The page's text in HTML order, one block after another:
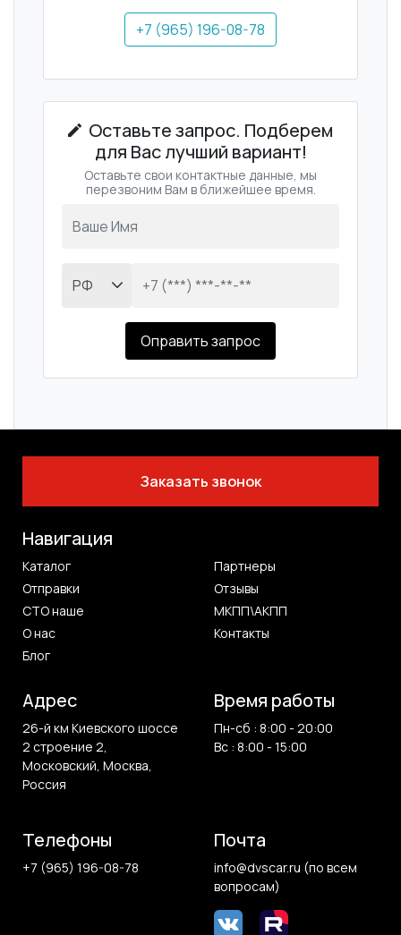
+7 (965) 196-08-78
Оставьте запрос. Подберем
для Вас лучший вариант!
Оставьте свои контактные данные, мы
перезвоним Вам в ближейшее время.
Оправить запрос
Заказать звонок
Навигация
Каталог
Партнеры
Отправки
Отзывы
СТО наше
МКПП\АКПП
О нас
Контакты
Блог
Адрес
26-й км Киевского шоссе
2 строение 2,
Московский, Москва,
Россия
Время работы
Пн-сб : 8:00 - 20:00
Вс : 8:00 - 15:00
Телефоны
+7 (965) 196-08-78
Почта
info@dvscar.ru (по всем
вопросам)